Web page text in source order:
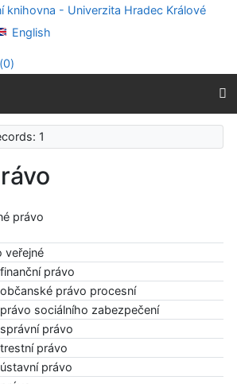
English
0)
1
právo
veřejné
právo
právo procesní
sociálního zabezpečení
právo
právo
právo